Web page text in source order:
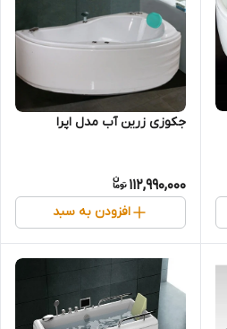
جکوزی زرین آب مدل اپرا
112,990,000
افزودن به سبد